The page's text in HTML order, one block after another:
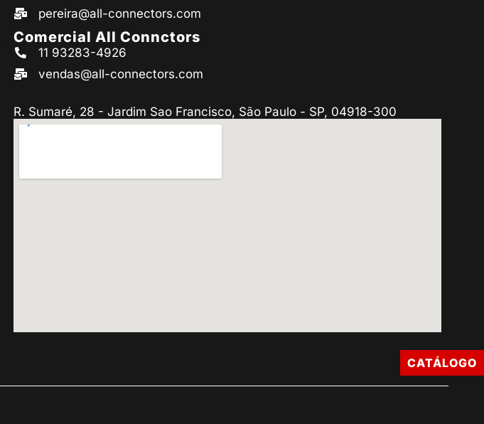
pereira@all-connectors.com
Comercial All Connctors
11 93283-4926
vendas@all-connectors.com
R. Sumaré, 28 - Jardim Sao Francisco, São Paulo - SP, 04918-300
CATÁLOGO